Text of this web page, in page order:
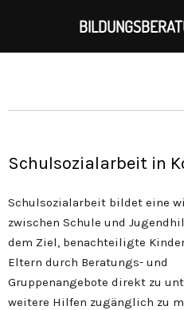
Schulsozialarbeit in
Schulsozialarbeit bildet eine
zwischen Schule und
dem Ziel, benachteiligte
Eltern durch Beratungs- und
Gruppenangebote direkt zu
weitere Hilfen zugänglich zu